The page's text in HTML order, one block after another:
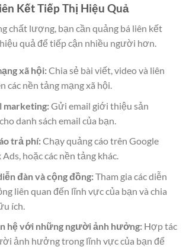
Kết Tiếp Thị Hiệu Quả
chất lượng, bạn cần quảng bá liên kết
quả để tiếp cận nhiều người hơn.
xã hội:Chia sẻ bài viết, video và liên
các nền tảng mạng xã hội.
marketing:Gửi email giới thiệu sản
danh sách email của bạn.
trả phí:Chạy quảng cáo trên Google
hoặc các nền tảng khác.
đàn và cộng đồng:Tham gia các diễn
liên quan đến lĩnh vực của bạn và chia
ích.
hệ với những người ảnh hưởng:Hợp tác
ảnh hưởng trong lĩnh vực của bạn để